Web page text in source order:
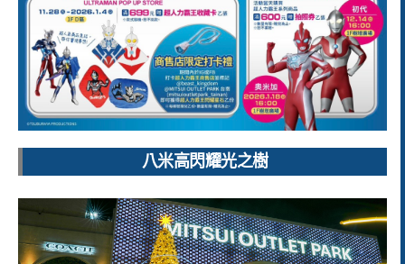
八米高閃耀光之樹